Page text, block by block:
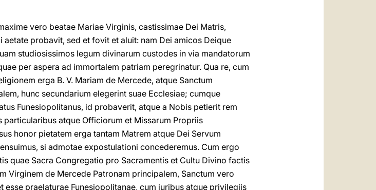
vero beatae Mariae Virginis, castissimae Dei Matris,
probavit, sed et fovit et aluit: nam Dei amicos Deique
studiosissimos legum divinarum custodes in via mandatorum
per aspera ad immortalem patriam peregrinatur. Qua re, cum
erga B. V. Mariam de Mercede, atque Sanctum
hunc secundarium elegerint suae Ecclesiae; cumque
Funesiopolitanus, id probaverit, atque a Nobis petierit rem
atque Officiorum et Missarum Propriis
honor pietatem erga tantam Matrem atque Dei Servum
si admotae expostulationi concederemus. Cum ergo
quae Sacra Congregatio pro Sacramentis et Cultu Divino factis
Virginem de Mercede Patronam principalem, Sanctum vero
praelaturae Funesiopolitanae, cum iuribus atque privilegiis